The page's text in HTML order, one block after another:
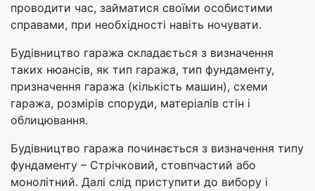
проводити час, займатися своїми особистими
справами, при необхідності навіть ночувати.
Будівництво гаража складається з визначення
таких нюансів, як тип гаража, тип фундаменту,
призначення гаража (кількість машин), схеми
гаража, розмірів споруди, матеріалів стін і
облицювання.
Будівництво гаража починається з визначення типу
фундаменту – Стрічковий, стовпчастий або
монолітний. Далі слід приступити до вибору і